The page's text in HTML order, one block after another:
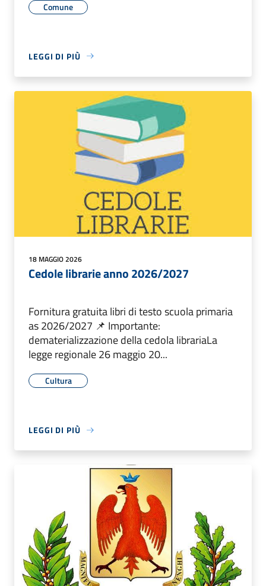
Comune
LEGGI DI PIÙ
18 MAGGIO 2026
Cedole librarie anno 2026/2027
Fornitura gratuita libri di testo scuola primaria
as 2026/2027 📌 Importante:
dematerializzazione della cedola librariaLa
legge regionale 26 maggio 20...
Cultura
LEGGI DI PIÙ